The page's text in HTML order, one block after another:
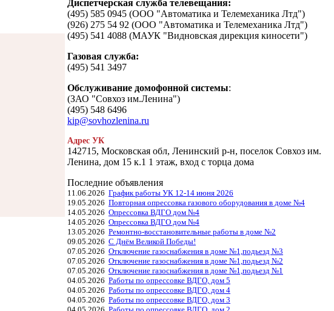
Диспетчерская служба телевещания:
(495) 585 0945 (ООО "Автоматика и Телемеханика Лтд")
(926) 275 54 92 (ООО "Автоматика и Телемеханика Лтд")
(495) 541 4088 (МАУК "Видновская дирекция киносети")
Газовая служба:
(495) 541 3497
Обслуживание домофонной системы:
(ЗАО "Совхоз им.Ленина")
(495) 548 6496
kip@sovhozlenina.ru
Адрес УК
142715, Московская обл, Ленинский р-н, поселок Совхоз им.
Ленина, дом 15 к.1 1 этаж, вход с торца дома
Последние объявления
11.06.2026 График работы УК 12-14 июня 2026
19.05.2026 Повторная опрессовка газового оборудования в доме №4
14.05.2026 Опрессовка ВДГО дом №4
14.05.2026 Опрессовка ВДГО дом №4
13.05.2026 Ремонтно-восстановительные работы в доме №2
09.05.2026 С Днём Великой Победы!
07.05.2026 Отключение газоснабжения в доме №1,подьезд №3
07.05.2026 Отключение газоснабжения в доме №1,подьезд №2
07.05.2026 Отключение газоснабжения в доме №1,подьезд №1
04.05.2026 Работы по опрессовке ВДГО, дом 5
04.05.2026 Работы по опрессовке ВДГО, дом 4
04.05.2026 Работы по опрессовке ВДГО, дом 3